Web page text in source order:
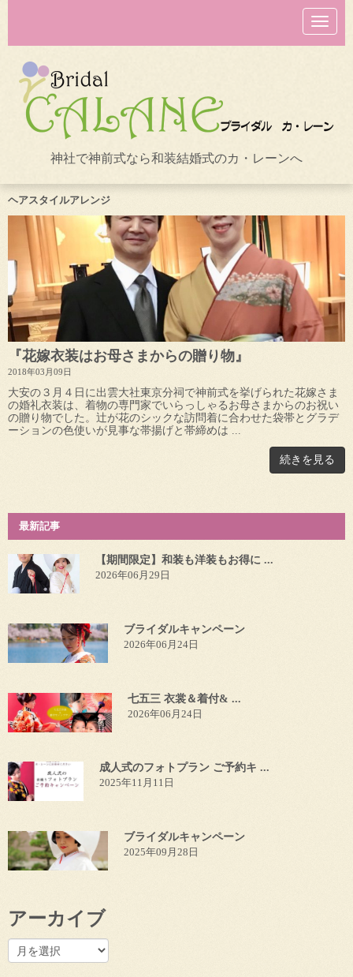
N
a
v
o
n
神社で神前式なら和装結婚式のカ・レーンへ
ヘアスタイルアレンジ
『花嫁衣装はお母さまからの贈り物』
2018年03月09日
大安の３月４日に出雲大社東京分祠で神前式を挙げられた花嫁さま
の婚礼衣装は、着物の専門家でいらっしゃるお母さまからのお祝い
の贈り物でした。辻が花のシックな訪問着に合わせた袋帯とグラデ
ーションの色使いが見事な帯揚げと帯締めは ...
続きを見る
最新記事
【期間限定】和装も洋装もお得に ...
2026年06月29日
ブライダルキャンペーン
2026年06月24日
七五三 衣裳＆着付& ...
2026年06月24日
成人式のフォトプラン ご予約キ ...
2025年11月11日
ブライダルキャンペーン
2025年09月28日
アーカイブ